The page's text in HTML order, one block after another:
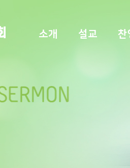
소개 설교 찬